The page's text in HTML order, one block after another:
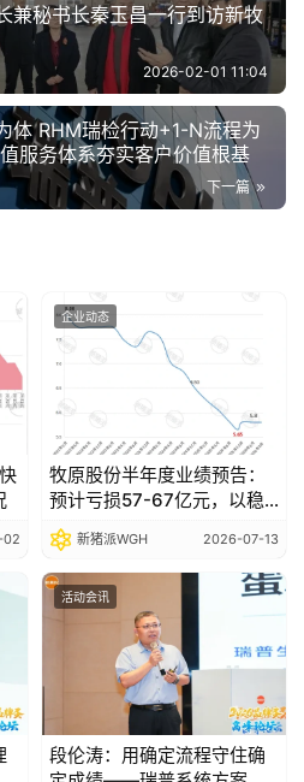
兼秘书长秦玉昌一行到访新牧
2026-02-01 11:04
体 RHM瑞检行动+1-N流程为
服务体系夯实客户价值根基
下一篇
企业动态
牧原股份半年度业绩预告：
预计亏损57-67亿元，以稳
健经营穿越行业波动
新猪派WGH 2026-07-13
活动会讯
段伦涛：用确定流程守住确